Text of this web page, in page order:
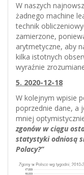
W naszych
żadnego machine
technik
zamierzone,
arytmetyczne, aby
kilka istotnych
wyraźnie
5. 2020-12-18
W kolejnym wpisie
poprzednie dane, a
mniej
zgonów w ciągu
statystyki odniosą
Polacy?”